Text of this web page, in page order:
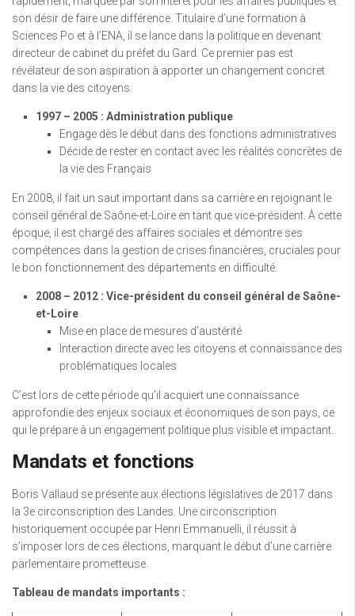
son désir de faire une différence. Titulaire d’une formation à
Sciences Po et à l’ENA, il se lance dans la politique en devenant
directeur de cabinet du préfet du Gard. Ce premier pas est
révélateur de son aspiration à apporter un changement concret
dans la vie des citoyens.
1997 – 2005 : Administration publique
Engage dès le début dans des fonctions administratives
Décide de rester en contact avec les réalités concrètes de
la vie des Français
En 2008, il fait un saut important dans sa carrière en rejoignant le
conseil général de Saône-et-Loire en tant que vice-président. À cette
époque, il est chargé des affaires sociales et démontre ses
compétences dans la gestion de crises financières, cruciales pour
le bon fonctionnement des départements en difficulté.
2008 – 2012 : Vice-président du conseil général de Saône-
et-Loire
Mise en place de mesures d’austérité
Interaction directe avec les citoyens et connaissance des
problématiques locales
C’est lors de cette période qu’il acquiert une connaissance
approfondie des enjeux sociaux et économiques de son pays, ce
qui le prépare à un engagement politique plus visible et impactant.
Mandats et fonctions
Boris Vallaud se présente aux élections législatives de 2017 dans
la 3e circonscription des Landes. Une circonscription
historiquement occupée par Henri Emmanuelli, il réussit à
s’imposer lors de ces élections, marquant le début d’une carrière
parlementaire prometteuse.
Tableau de mandats importants :